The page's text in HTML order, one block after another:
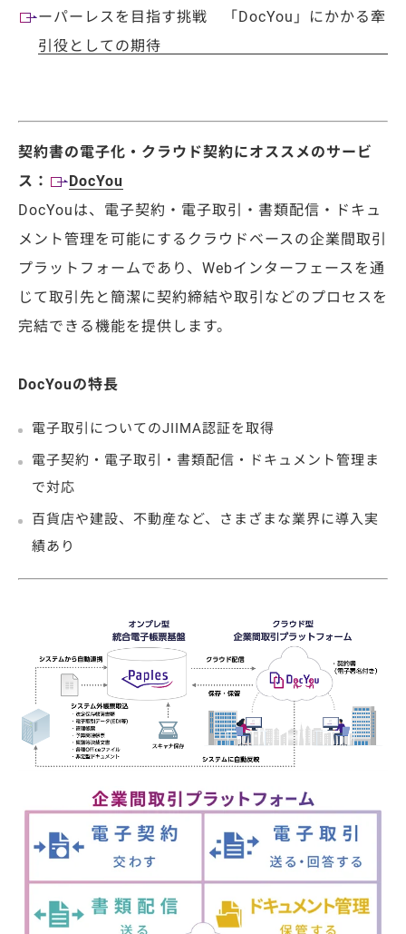
ーパーレスを目指す挑戦 「DocYou」にかかる牽
引役としての期待
契約書の電子化・クラウド契約にオススメのサービ
ス：
DocYou
DocYouは、電子契約・電子取引・書類配信・ドキュ
メント管理を可能にするクラウドベースの企業間取引
プラットフォームであり、Webインターフェースを通
じて取引先と簡潔に契約締結や取引などのプロセスを
完結できる機能を提供します。
DocYouの特長
電子取引についてのJIIMA認証を取得
電子契約・電子取引・書類配信・ドキュメント管理ま
で対応
百貨店や建設、不動産など、さまざまな業界に導入実
績あり